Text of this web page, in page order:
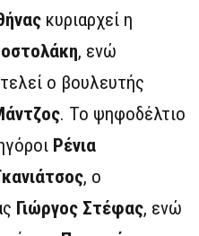
κυριαρχεί η
, ενώ
ο βουλευτής
. Το ψηφοδέλτιο
Ρένια
, ο
Γιώργος Στέφας, ενώ